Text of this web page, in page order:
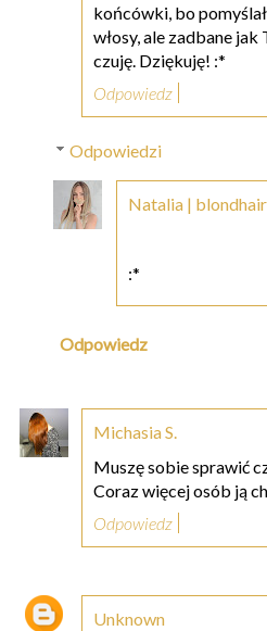
końcówki, bo
włosy, ale zadbane
czuję. Dziękuję! :*
Odpowiedz
Odpowiedzi
Natalia |
:*
Odpowiedz
Michasia S.
Muszę sobie sprawić
Coraz więcej osób ją
Odpowiedz
Unknown